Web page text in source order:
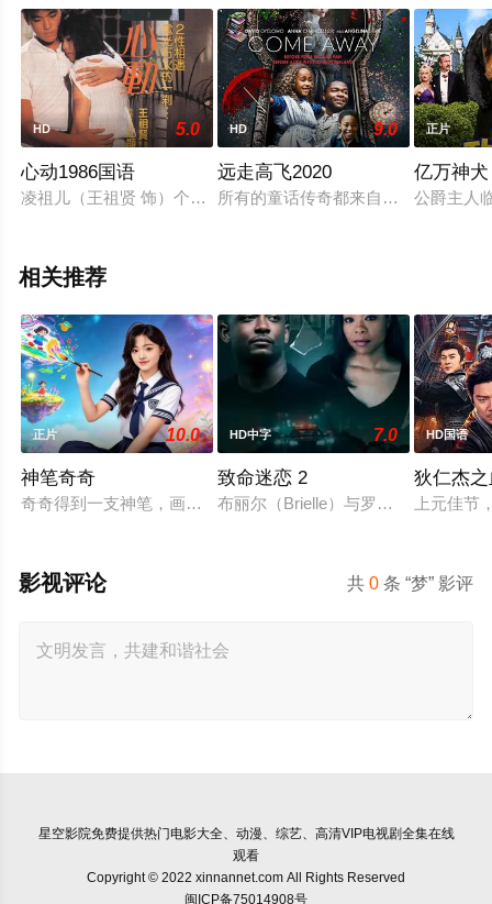
相关信息可移步至豆瓣电影、电视猫或剧情网等平台了
解。
HD 5.0
心动1986国语
凌祖儿（王祖贤 饰）个性温柔可人，善良而又开朗，是广告公
HD 9.0
远走高飞2020
所有的童话传奇都来自梦想。讲述
正片
亿万神
公爵主人
相关推荐
正片 10.0
神笔奇奇
奇奇得到一支神笔，画出的东西能成真，但当着人面无效且用
HD中字 7.0
致命迷恋 2
布丽尔（Brielle）与罗伯特（Robert
HD国语
狄仁杰
上元佳节
共0 条 “梦” 影评
影视评论
星空影院免费提供热门电影大全、动漫、综艺、高清VIP电视剧全集在线
观看
Copyright © 2022 xinnannet.com All Rights Reserved
闽ICP备75014908号